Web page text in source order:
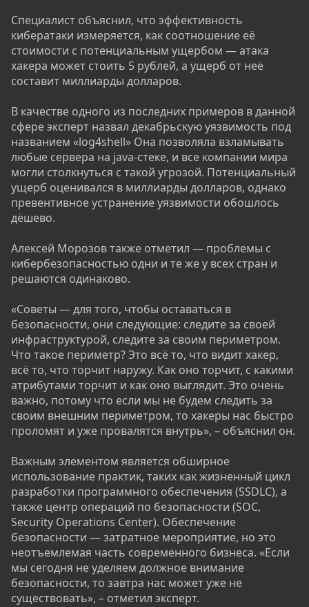
Специалист объяснил, что эффективность
кибератаки измеряется, как соотношение её
стоимости с потенциальным ущербом — атака
хакера может стоить 5 рублей, а ущерб от неё
составит миллиарды долларов.
В качестве одного из последних примеров в данной
сфере эксперт назвал декабрьскую уязвимость под
названием «log4shell» Она позволяла взламывать
любые сервера на java-стеке, и все компании мира
могли столкнуться с такой угрозой. Потенциальный
ущерб оценивался в миллиарды долларов, однако
превентивное устранение уязвимости обошлось
дёшево.
Алексей Морозов также отметил — проблемы с
кибербезопасностью одни и те же у всех стран и
решаются одинаково.
«Советы — для того, чтобы оставаться в
безопасности, они следующие: следите за своей
инфраструктурой, следите за своим периметром.
Что такое периметр? Это всё то, что видит хакер,
всё то, что торчит наружу. Как оно торчит, с какими
атрибутами торчит и как оно выглядит. Это очень
важно, потому что если мы не будем следить за
своим внешним периметром, то хакеры нас быстро
проломят и уже провалятся внутрь», – объяснил он.
Важным элементом является обширное
использование практик, таких как жизненный цикл
разработки программного обеспечения (SSDLC), а
также центр операций по безопасности (SOC,
Security Operations Center). Обеспечение
безопасности — затратное мероприятие, но это
неотъемлемая часть современного бизнеса. «Если
мы сегодня не уделяем должное внимание
безопасности, то завтра нас может уже не
существовать», – отметил эксперт.